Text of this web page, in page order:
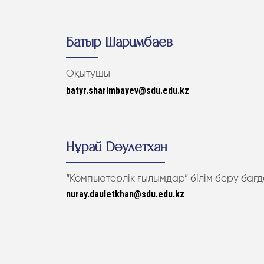
Батыр Шаримбаев
Оқытушы
batyr.sharimbayev@sdu.edu.kz
Нұрай Дәулетхан
“Компьютерлік ғылымдар” білім беру
nuray.dauletkhan@sdu.edu.kz